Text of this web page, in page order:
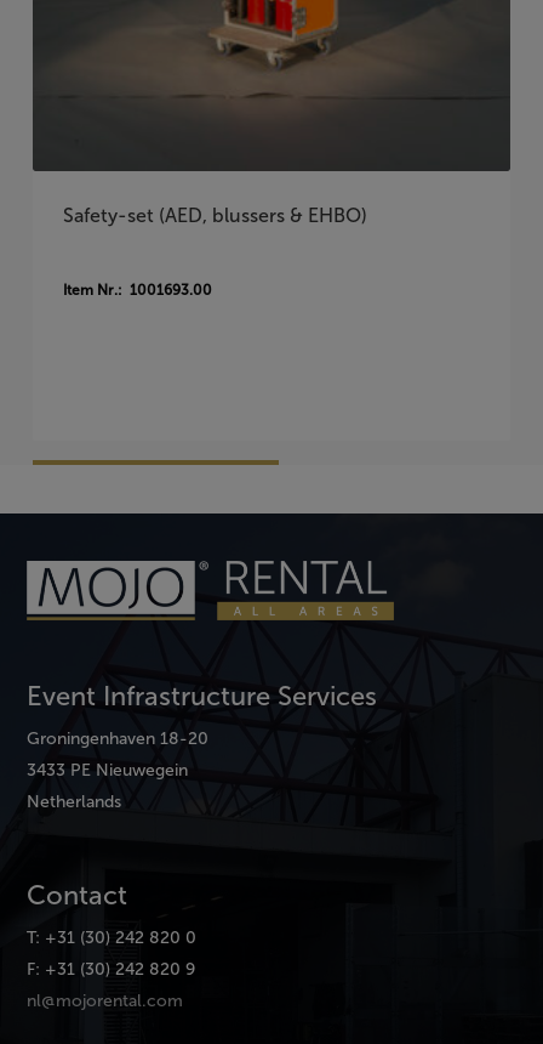
Safety-set (AED, blussers & EHBO)
Item Nr.: 1001693.00
Event Infrastructure Services
Groningenhaven 18-20
3433 PE Nieuwegein
Netherlands
Contact
T: +31 (30) 242 820 0
F: +31 (30) 242 820 9
nl@mojorental.com